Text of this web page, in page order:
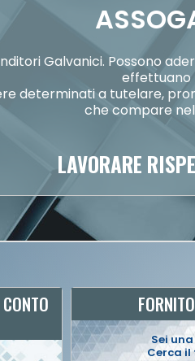
Galvanici. Possono
effettuano
determinati a tutelare,
che compare
LAVORARE
Sei
Cerca